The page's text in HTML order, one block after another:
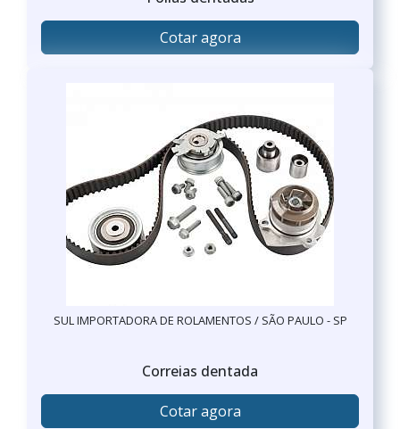
Cotar agora
SUL IMPORTADORA DE ROLAMENTOS / SÃO PAULO - SP
Correias dentada
Cotar agora